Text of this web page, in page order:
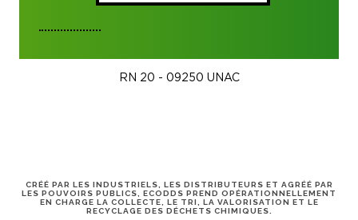
RN 20 - 09250 UNAC
CRÉÉ PAR LES INDUSTRIELS, LES DISTRIBUTEURS ET AGRÉÉ PAR
LES POUVOIRS PUBLICS, ECODDS PREND OPÉRATIONNELLEMENT
EN CHARGE LA COLLECTE, LE TRI, LA VALORISATION ET LE
RECYCLAGE DES DÉCHETS CHIMIQUES.